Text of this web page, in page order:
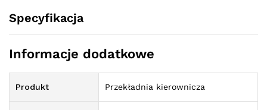
Specyfikacja
Informacje dodatkowe
Produkt Przekładnia kierownicza